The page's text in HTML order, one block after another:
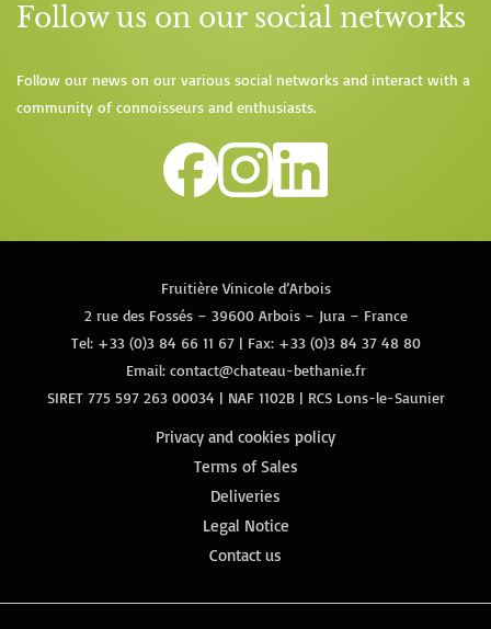
Follow us on our social networks
Follow our news on our various social networks and interact with a
community of connoisseurs and enthusiasts.
Fruitière Vinicole d’Arbois
2 rue des Fossés – 39600 Arbois – Jura – France
Tel: +33 (0)3 84 66 11 67| Fax: +33 (0)3 84 37 48 80
Email: contact@chateau-bethanie.fr
SIRET 775 597 263 00034 | NAF 1102B | RCS Lons-le-Saunier
Privacy and cookies policy
Terms of Sales
Deliveries
Legal Notice
Contact us